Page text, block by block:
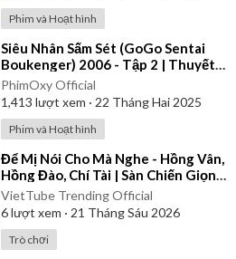
Phim và Hoạt hình
⁣Siêu Nhân Sấm Sét (GoGo Sentai
Boukenger) 2006 - Tập 2 | Thuyết
Minh
PhimOxy Official
1,413 lượt xem · 22 Tháng Hai 2025
Phim và Hoạt hình
⁣Để Mị Nói Cho Mà Nghe - Hồng Vân,
Hồng Đào, Chí Tài | Sàn Chiến Giọng
Hát - Tập 10
VietTube Trending Official
6lượt xem · 21 Tháng Sáu 2026
Trò chơi